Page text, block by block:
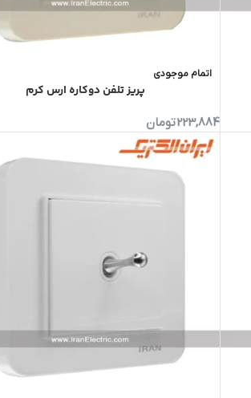
اتمام موجودی
پریز تلفن دوکاره ارس کرم
223,884تومان